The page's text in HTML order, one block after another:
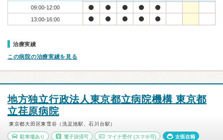
09:00-12:00
13:00-16:00
治療実績
この病院の治療実績を見る
地方独立行政法人東京都立病院機構 東京都
立荏原病院
東京都大田区東雪谷（洗足池駅、石川台駅）
駐車場あり 電子決済可 マイナ受付 (スマホ可) 女医在籍